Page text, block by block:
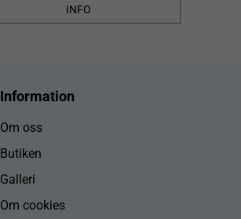
INFO
Information
Om oss
Butiken
Galleri
Om cookies